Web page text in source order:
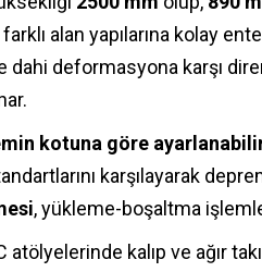
farklı alan yapılarına kolay
dahi deformasyona karşı
kotuna göre
karşılayarak
, yükleme-boşaltma
atölyelerinde kalıp ve ağır